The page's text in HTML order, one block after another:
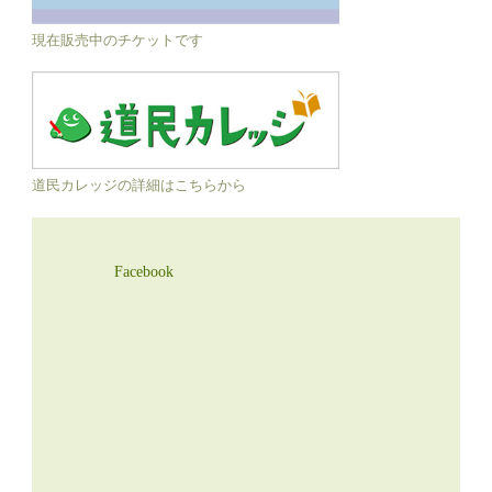
現在販売中のチケットです
道民カレッジの詳細はこちらから
Facebook